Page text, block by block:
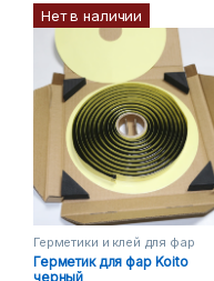
Нет в наличии
Герметики и клей для фар
Герметик для фар Koito
черный